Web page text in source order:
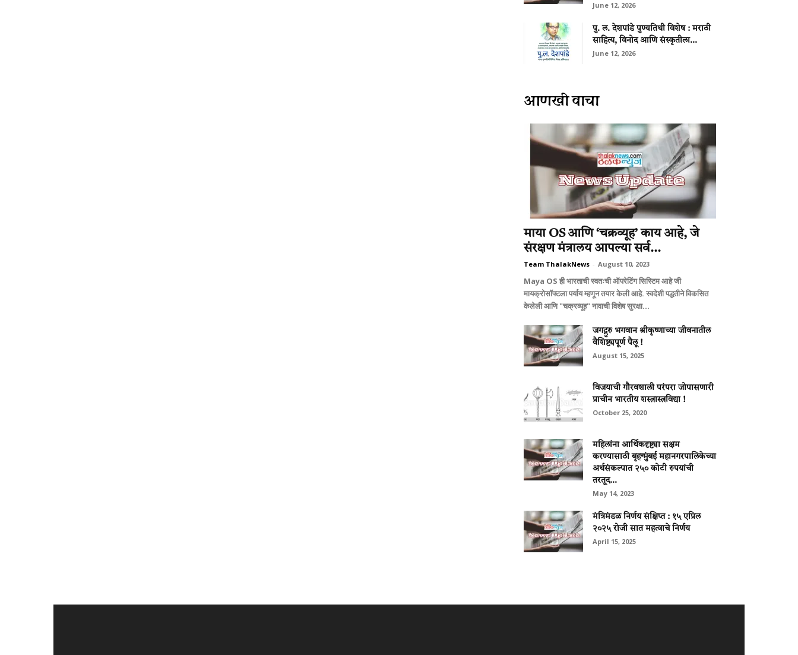
June 12, 2026
पु. ल. देशपांडे पुण्यतिथी विशेष : मराठी
साहित्य, विनोद आणि संस्कृतीला...
June 12, 2026
आणखी वाचा
माया OS आणि ‘चक्रव्यूह’ काय आहे, जे
संरक्षण मंत्रालय आपल्या सर्व...
Team ThalakNews - August 10, 2023
Maya OS ही भारताची स्वतःची ऑपरेटिंग सिस्टिम आहे जी
मायक्रोसॉफ्टला पर्याय म्हणून तयार केली आहे. स्वदेशी पद्धतीने विकसित
केलेली आणि "चक्रव्यूह" नावाची विशेष सुरक्षा...
जगद्गुरु भगवान श्रीकृष्णाच्या जीवनातील
वैशिष्ट्यपूर्ण पैलू !
August 15, 2025
विजयाची गौरवशाली परंपरा जोपासणारी
प्राचीन भारतीय शस्त्रास्त्रविद्या !
October 25, 2020
महिलांना आर्थिकदृष्ट्या सक्षम
करण्यासाठी बृहन्मुंबई महानगरपालिकेच्या
अर्थसंकल्पात २५० कोटी रुपयांची
तरतूद...
May 14, 2023
मंत्रिमंडळ निर्णय संक्षिप्त : १५ एप्रिल
२०२५ रोजी सात महत्वाचे निर्णय
April 15, 2025